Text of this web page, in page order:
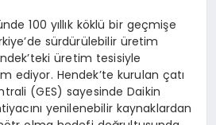
100 yıllık köklü bir geçmişe
sürdürülebilir üretim
üretim tesisiyle
ediyor. Hendek’te kurulan çatı
(GES) sayesinde Daikin
yenilenebilir kaynaklardan